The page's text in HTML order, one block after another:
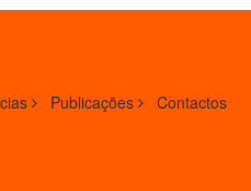
Publicações Contactos